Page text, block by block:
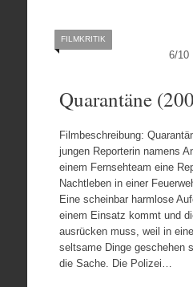
6/10
FILMKRITIK
Quarantäne
Filmbeschreibung:
jungen Reporterin namens
einem Fernsehteam eine
Nachtleben in einer
Eine scheinbar harmlose
einem Einsatz kommt und
ausrücken muss, weil in
seltsame Dinge geschehen
die Sache. Die Polizei…